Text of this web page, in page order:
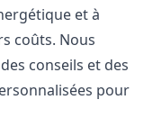
et à
coûts. Nous
conseils et des
pour